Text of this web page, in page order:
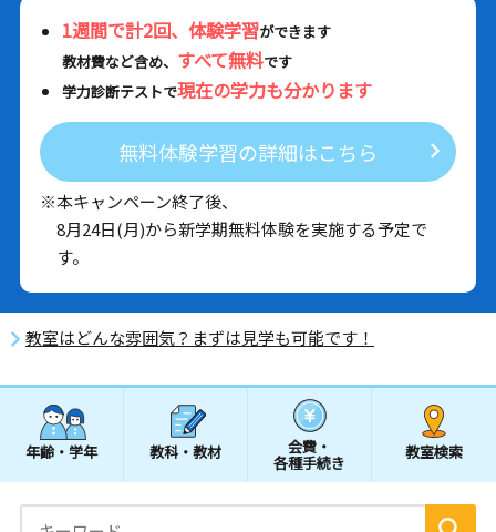
1週間で計2回、体験学習ができます
教材費など含め、 すべて無料です
学力診断テストで現在の学力も分かります
無料体験学習の詳細はこちら
※本キャンペーン終了後、
8月24日(月)から新学期無料体験を実施する予定で
す。
教室はどんな雰囲気？まずは見学も可能です！
年齢・学年 教科・教材 会費・
各種手続き
教室検索